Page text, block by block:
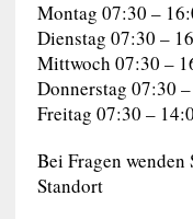
Montag 07:30 –
Dienstag 07:30 –
Mittwoch 07:30 –
Donnerstag 07:30
Freitag 07:30 –
Bei Fragen
Standort